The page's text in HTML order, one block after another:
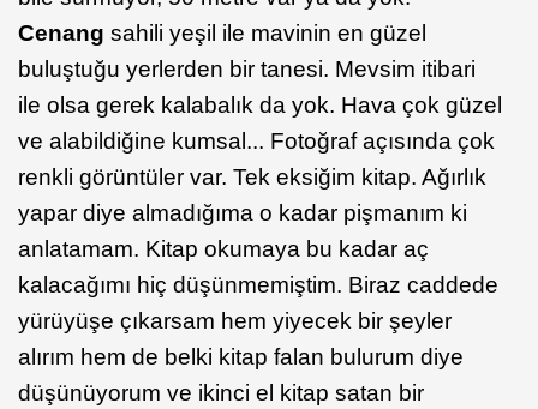
Cenang sahili yeşil ile mavinin en güzel
buluştuğu yerlerden bir tanesi. Mevsim itibari
ile olsa gerek kalabalık da yok. Hava çok güzel
ve alabildiğine kumsal... Fotoğraf açısında çok
renkli görüntüler var. Tek eksiğim kitap. Ağırlık
yapar diye almadığıma o kadar pişmanım ki
anlatamam. Kitap okumaya bu kadar aç
kalacağımı hiç düşünmemiştim. Biraz caddede
yürüyüşe çıkarsam hem yiyecek bir şeyler
alırım hem de belki kitap falan bulurum diye
düşünüyorum ve ikinci el kitap satan bir